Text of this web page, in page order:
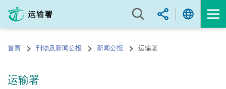
内
的首頁 刊物及新闻公报 新闻公报 运输署
运输署